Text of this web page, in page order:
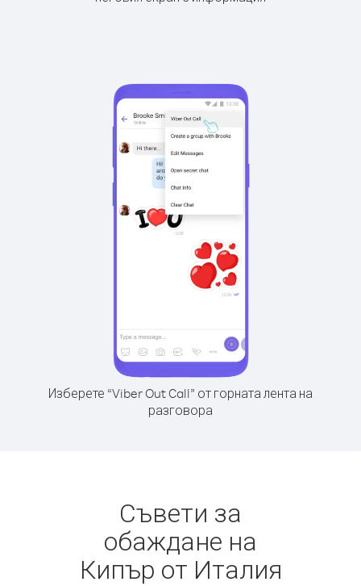
Изберете “Viber Out Call” от горната лента на
разговора
Съвети за
обаждане на
Кипър от Италия